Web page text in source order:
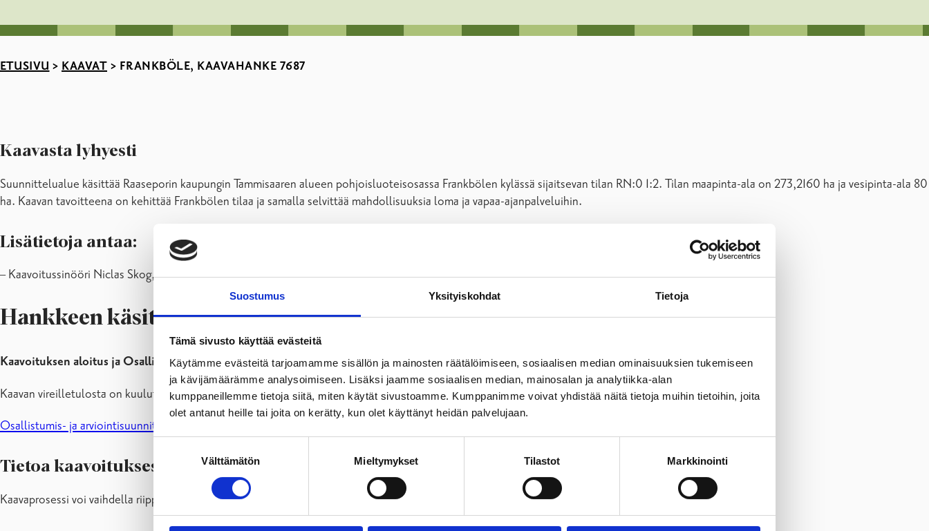
Suostumus Yksityiskohdat Tietoja
Tämä sivusto käyttää evästeitä
Käytämme evästeitä tarjoamamme sisällön ja mainosten räätälöimiseen, sosiaalisen median ominaisuuksien tukemiseen
ja kävijämäärämme analysoimiseen. Lisäksi jaamme sosiaalisen median, mainosalan ja analytiikka-alan
kumppaneillemme tietoja siitä, miten käytät sivustoamme. Kumppanimme voivat yhdistää näitä tietoja muihin tietoihin, joita
olet antanut heille tai joita on kerätty, kun olet käyttänyt heidän palvelujaan.
valinta
Välttämätön Mieltymykset Tilastot Markkinointi
ETUSIVU > KAAVAT > FRANKBÖLE, KAAVAHANKE 7687
Kaavasta lyhyesti
Suunnittelualue käsittää Raaseporin kaupungin Tammisaaren alueen pohjoisluoteisosassa Frankbölen kylässä sijaitsevan tilan RN:0 1:2. Tilan maapinta-ala on 273,2160 ha ja vesipinta-ala 80
ha. Kaavan tavoitteena on kehittää Frankbölen tilaa ja samalla selvittää mahdollisuuksia loma ja vapaa-ajanpalveluihin.
Lisätietoja antaa:
– Kaavoitussinööri Niclas Skog, 019-289 3840,
Hankkeen käsittelyvaihe ja kaava-aineisto
Kaavoituksen aloitus ja Osallistumis- ja arviointisuunnitelma (OAS)
Kaavan vireilletulosta on kuulutettu: 03.08.2011
Osallistumis- ja arviointisuunnitelma (1.48 MB)
Tietoa kaavoituksesta ja kaavoitusprosessista
Kaavaprosessi voi vaihdella riippuen kaavasta ja sen merkityksestä.